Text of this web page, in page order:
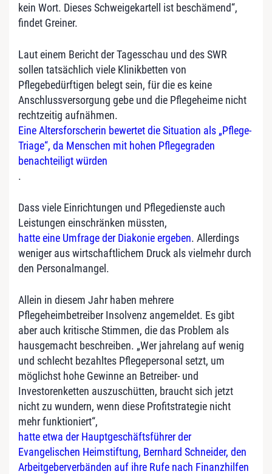
kein Wort. Dieses Schweigekartell ist beschämend“,
findet Greiner.
Laut einem Bericht der Tagesschau und des SWR
sollen tatsächlich viele Klinikbetten von
Pflegebedürftigen belegt sein, für die es keine
Anschlussversorgung gebe und die Pflegeheime nicht
rechtzeitig aufnähmen.
Eine Altersforscherin bewertet die Situation als „Pflege-
Triage“, da Menschen mit hohen Pflegegraden
benachteiligt würden
.
Dass viele Einrichtungen und Pflegedienste auch
Leistungen einschränken müssten,
hatte eine Umfrage der Diakonie ergeben. Allerdings
weniger aus wirtschaftlichem Druck als vielmehr durch
den Personalmangel.
Allein in diesem Jahr haben mehrere
Pflegeheimbetreiber Insolvenz angemeldet. Es gibt
aber auch kritische Stimmen, die das Problem als
hausgemacht beschreiben. „Wer jahrelang auf wenig
und schlecht bezahltes Pflegepersonal setzt, um
möglichst hohe Gewinne an Betreiber- und
Investorenketten auszuschütten, braucht sich jetzt
nicht zu wundern, wenn diese Profitstrategie nicht
mehr funktioniert“,
hatte etwa der Hauptgeschäftsführer der
Evangelischen Heimstiftung, Bernhard Schneider, den
Arbeitgeberverbänden auf ihre Rufe nach Finanzhilfen